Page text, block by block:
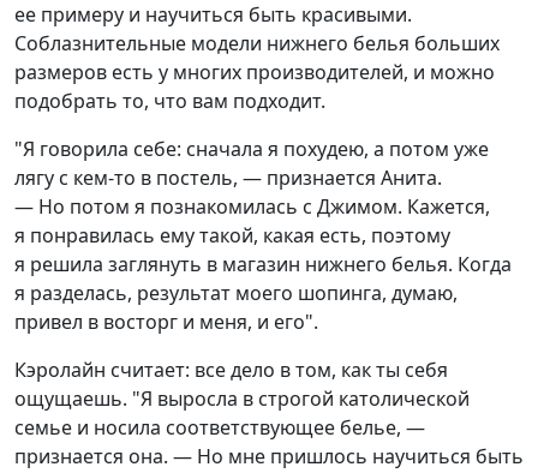
ее примеру и научиться быть красивыми.
Соблазнительные модели нижнего белья больших
размеров есть у многих производителей, и можно
подобрать то, что вам подходит.
"Я говорила себе: сначала я похудею, а потом уже
лягу с кем-то в постель, — признается Анита.
— Но потом я познакомилась с Джимом. Кажется,
я понравилась ему такой, какая есть, поэтому
я решила заглянуть в магазин нижнего белья. Когда
я разделась, результат моего шопинга, думаю,
привел в восторг и меня, и его".
Кэролайн считает: все дело в том, как ты себя
ощущаешь. "Я выросла в строгой католической
семье и носила соответствующее белье, —
признается она. — Но мне пришлось научиться быть